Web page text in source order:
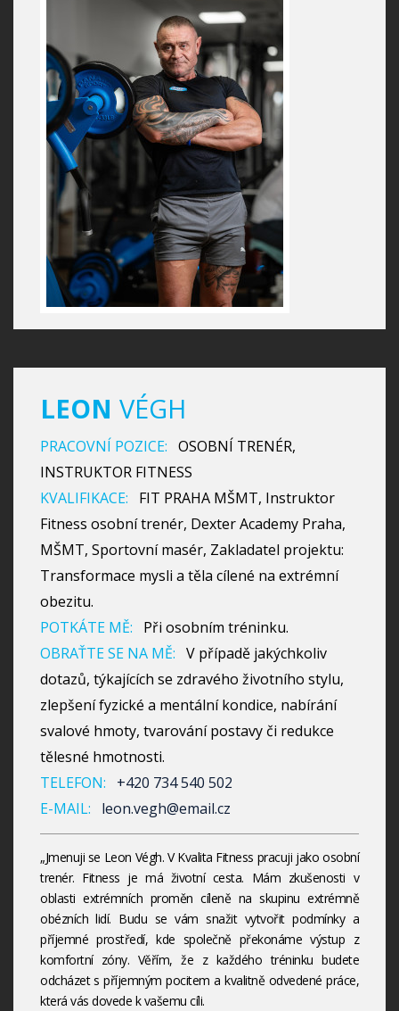
LEON VÉGH
PRACOVNÍ POZICE: OSOBNÍ TRENÉR,
INSTRUKTOR FITNESS
KVALIFIKACE:
FIT PRAHA MŠMT, Instruktor
Fitness osobní trenér, Dexter Academy Praha,
MŠMT, Sportovní masér, Zakladatel projektu:
Transformace mysli a těla cílené na extrémní
obezitu.
POTKÁTE MĚ:
Při osobním tréninku.
OBRAŤTE SE NA MĚ: V případě jakýchkoliv
dotazů, týkajících se zdravého životního stylu,
zlepšení fyzické a mentální kondice, nabírání
svalové hmoty, tvarování postavy či redukce
tělesné hmotnosti.
TELEFON:
+420 734 540 502
E-MAIL:
leon.vegh@email.cz
„Jmenuji se Leon Végh. V Kvalita Fitness pracuji jako osobní
trenér. Fitness je má životní cesta. Mám zkušenosti v
oblasti extrémních proměn cíleně na skupinu extrémně
obézních lidí. Budu se vám snažit vytvořit podmínky a
příjemné prostředí, kde společně překonáme výstup z
komfortní zóny. Věřím, že z každého tréninku budete
odcházet s příjemným pocitem a kvalitně odvedené práce,
která vás dovede k vašemu cíli.